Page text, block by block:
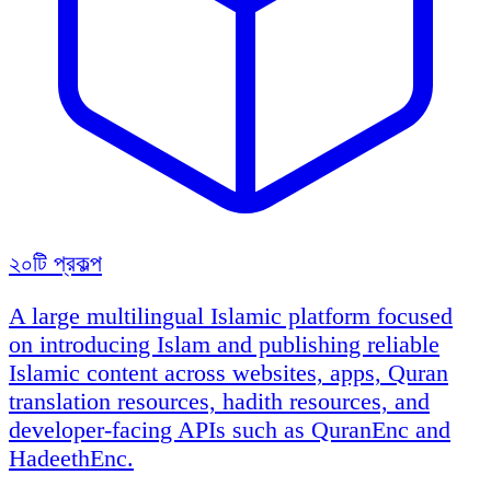
২০টি প্রকল্প
A large multilingual Islamic platform focused
on introducing Islam and publishing reliable
Islamic content across websites, apps, Quran
translation resources, hadith resources, and
developer-facing APIs such as QuranEnc and
HadeethEnc.